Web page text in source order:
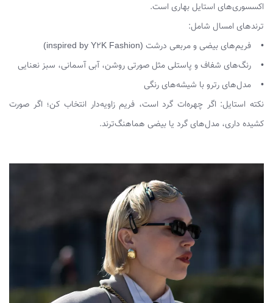
اکسسوری‌های استایل بهاری است.
ترندهای امسال شامل:
• فریم‌های بیضی و مربعی درشت (inspired by Y2K Fashion)
• رنگ‌های شفاف و پاستلی مثل صورتی روشن، آبی آسمانی، سبز نعنایی
• مدل‌های رتر‌و با شیشه‌های رنگی
نکته استایل: اگر چهره‌ات گرد است، فریم زاویه‌دار انتخاب کن؛ اگر صورت
کشیده داری، مدل‌های گرد یا بیضی هماهنگ‌ترند.